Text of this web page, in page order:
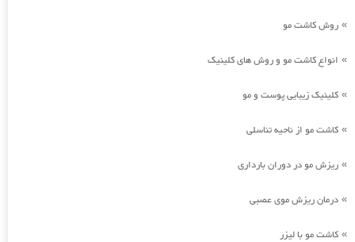
» روش کاشت مو
» انواع کاشت مو و روش های کلینیک
» کلینیک زیبایی پوست و مو
» کاشت مو از ناحیه تناسلی
» ریزش مو در دوران بارداری
» درمان ریزش موی عصبی
» کاشت مو با لیزر